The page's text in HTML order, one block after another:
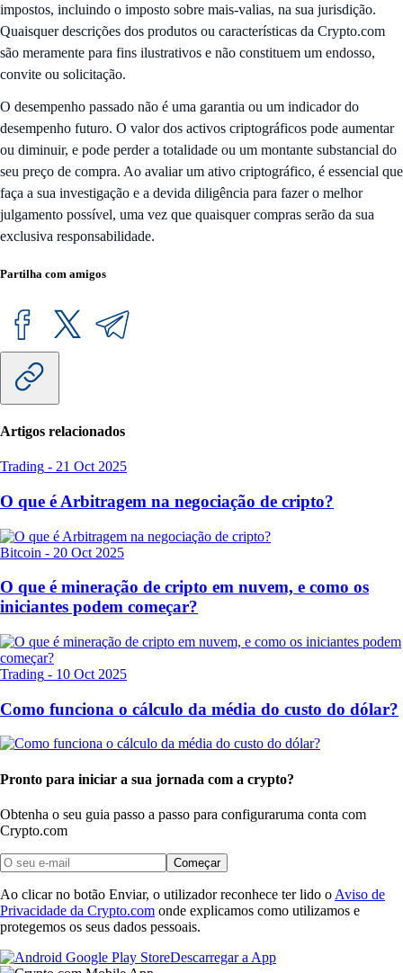
impostos, incluindo o imposto sobre mais-valias, na sua jurisdição.
Quaisquer descrições dos produtos ou características da Crypto.com
são meramente para fins ilustrativos e não constituem um endosso,
convite ou solicitação.
O desempenho passado não é uma garantia ou um indicador do
desempenho futuro. O valor dos activos criptográficos pode aumentar
ou diminuir, e pode perder a totalidade ou um montante substancial do
seu preço de compra. Ao avaliar um ativo criptográfico, é essencial que
faça a sua investigação e a devida diligência para fazer o melhor
julgamento possível, uma vez que quaisquer compras serão da sua
exclusiva responsabilidade.
Partilha com amigos
Artigos relacionados
Trading - 21 Oct 2025
O que é Arbitragem na negociação de cripto?
Bitcoin - 20 Oct 2025
O que é mineração de cripto em nuvem, e como os
iniciantes podem começar?
Trading - 10 Oct 2025
Como funciona o cálculo da média do custo do dólar?
Pronto para iniciar a sua jornada com a crypto?
Obtenha o seu guia passo a passo para configuraruma conta com
Crypto.com
Começar
Ao clicar no botão Enviar, o utilizador reconhece ter lido o Aviso de
Privacidade da Crypto.com onde explicamos como utilizamos e
protegemos os seus dados pessoais.
Descarregar a App